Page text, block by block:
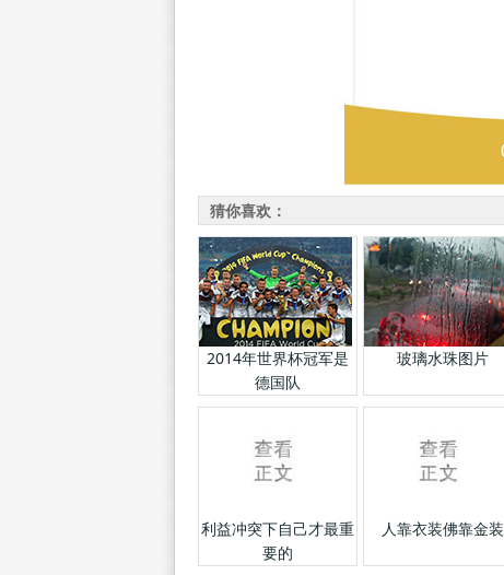
猜你喜欢：
2014年世界杯冠军是
德国队
玻璃水珠图片
利益冲突下自己才最重
要的
人靠衣装佛靠金装